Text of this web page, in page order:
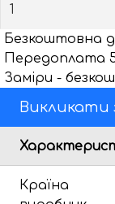
Безкоштовна
Передоплата
Заміри -
Викликати
Країна